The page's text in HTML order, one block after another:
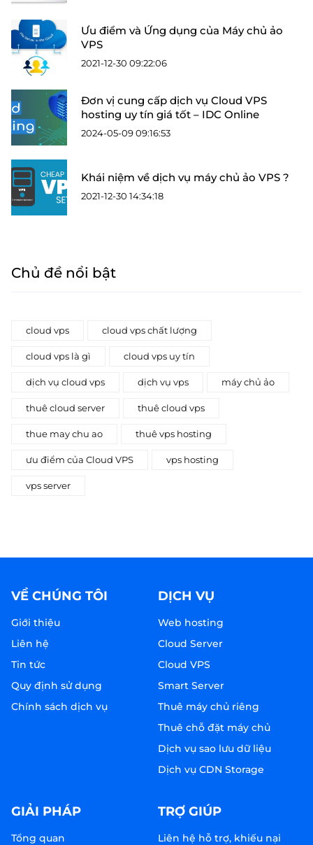
Ưu điểm và Ứng dụng của Máy chủ ảo
VPS
2021-12-30 09:22:06
Đơn vị cung cấp dịch vụ Cloud VPS
hosting uy tín giá tốt – IDC Online
2024-05-09 09:16:53
Khái niệm về dịch vụ máy chủ ảo VPS ?
2021-12-30 14:34:18
Chủ đề nổi bật
cloud vps cloud vps chất lượng
cloud vps là gì cloud vps uy tín
dịch vụ cloud vps dịch vụ vps máy chủ ảo
thuê cloud server thuê cloud vps
thue may chu ao thuê vps hosting
ưu điểm của Cloud VPS vps hosting
vps server
VỀ CHÚNG TÔI
Giới thiệu
Liên hệ
Tin tức
Quy định sử dụng
Chính sách dịch vụ
DỊCH VỤ
Web hosting
Cloud Server
Cloud VPS
Smart Server
Thuê máy chủ riêng
Thuê chỗ đặt máy chủ
Dịch vụ sao lưu dữ liệu
Dịch vụ CDN Storage
GIẢI PHÁP
Tổng quan
TRỢ GIÚP
Liên hệ hỗ trợ, khiếu nại